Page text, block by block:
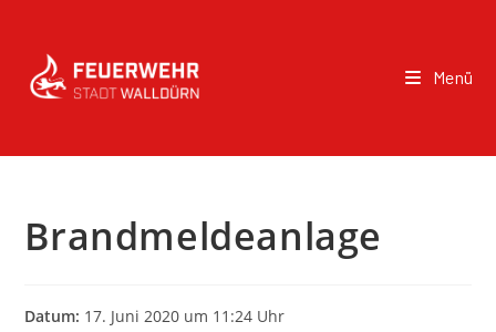
Menü
Brandmeldeanlage
Datum: 17. Juni 2020 um 11:24 Uhr